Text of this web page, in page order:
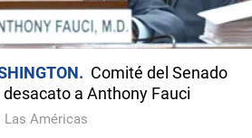
Comité del Senado
desacato a Anthony Fauci
Las Américas